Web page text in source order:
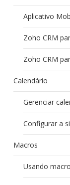
Aplicativo
Zoho CRM
Zoho CRM
Calendário
Gerenciar
Configurar a
Macros
Usando